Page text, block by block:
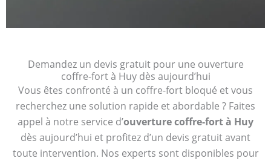
Demandez un devis gratuit pour une ouverture
coffre-fort à Huy dès aujourd’hui
Vous êtes confronté à un coffre-fort bloqué et vous
recherchez une solution rapide et abordable ? Faites
appel à notre service d’ouverture coffre-fort à Huy
dès aujourd’hui et profitez d’un devis gratuit avant
toute intervention. Nos experts sont disponibles pour